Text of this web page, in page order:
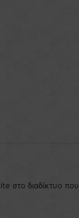
στο διαδίκτυο που